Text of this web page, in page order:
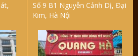
Số 9 B1 Nguyễn Cảnh Dị, Đại
Kim, Hà Nội